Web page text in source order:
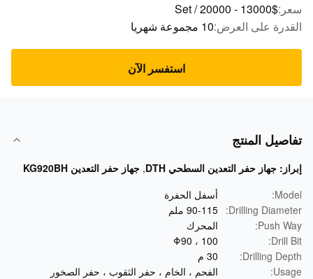
$13000 - 20000 / Set
على العرض:10 مجموعة شهريا
استفسر الآن
المنتج
جهاز حفر التعدين السطحي DTH ,جهاز حفر التعدين KG920BH
أسفل الحفرة
Drilling
90-115 ملم
Push
المحرك
Drill
Φ90 ، 100
Drilling
الفحم ، الخام ، حفر الثقوب ، حفر الصخور